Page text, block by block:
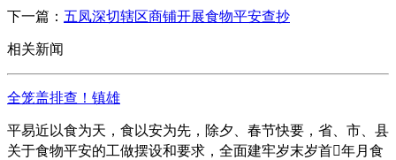
下一篇： 五凤深切辖区商铺开展食物平安查抄
相关新闻
全笼盖排查！镇雄
平易近以食为天，食以安为先，除夕、春节快要，省、市、县
关于食物平安的工做摆设和要求，全面建牢岁末岁首年月食